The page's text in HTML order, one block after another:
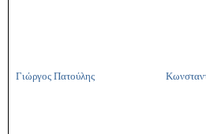
Γιώργος Πατούλης